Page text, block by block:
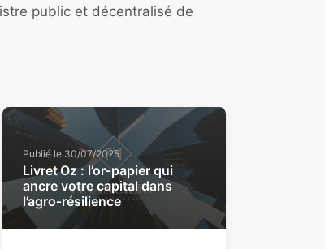
public et décentralisé de
Publié le 30/07/2025
Livret Oz : l’or‑papier qui
ancre votre capital dans
l’agro‑résilience